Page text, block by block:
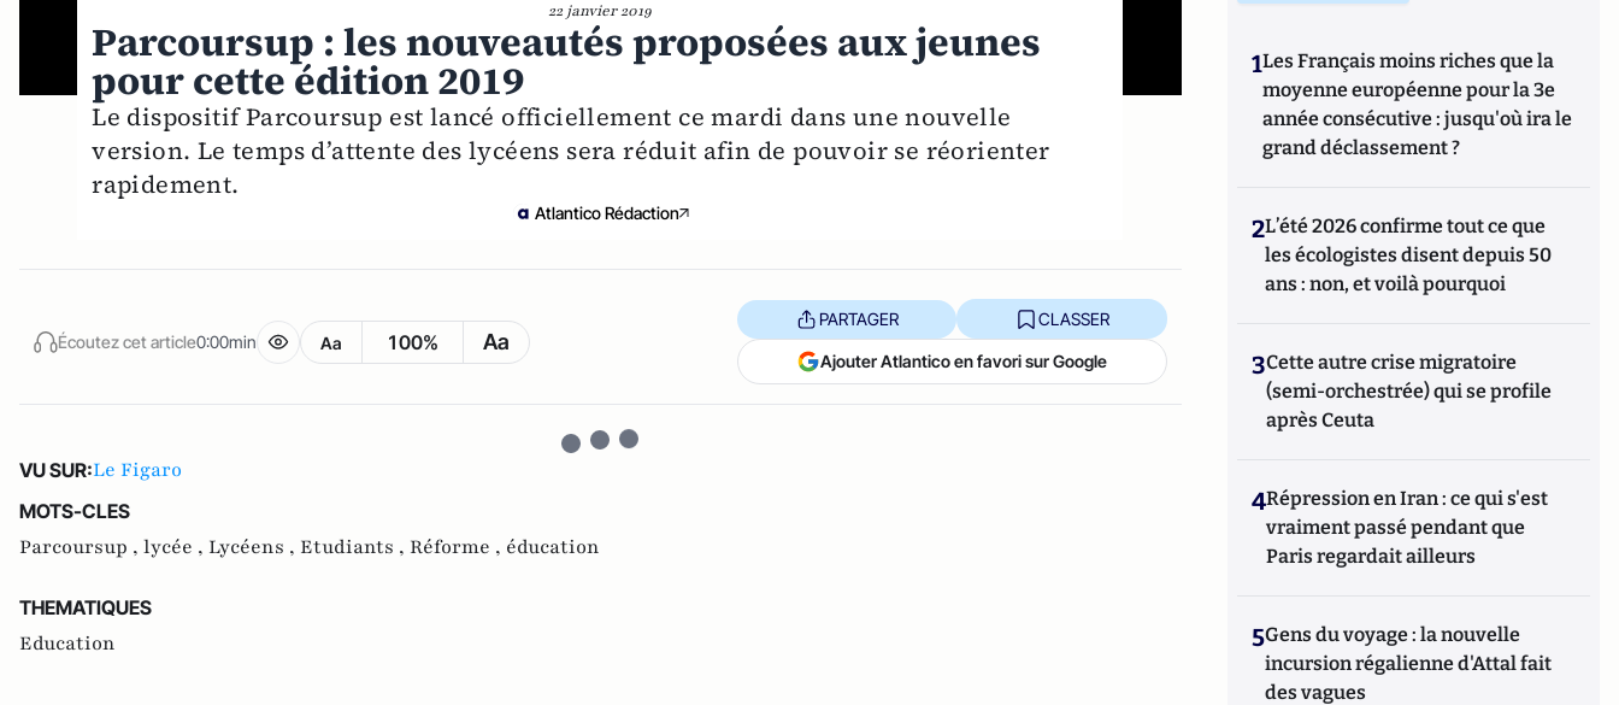
22 janvier 2019
Parcoursup : les nouveautés proposées aux jeunes
pour cette édition 2019
Le dispositif Parcoursup est lancé officiellement ce mardi dans une nouvelle
version. Le temps d’attente des lycéens sera réduit afin de pouvoir se réorienter
rapidement.
Atlantico Rédaction
Écoutez cet article0:00min Aa 100% Aa
PARTAGER CLASSER
Ajouter Atlantico en favori sur Google
VU SUR:Le Figaro
MOTS-CLES
Parcoursup , lycée , Lycéens , Etudiants , Réforme , éducation
THEMATIQUES
Education
1Les Français moins riches que la
moyenne européenne pour la 3e
année consécutive : jusqu'où ira le
grand déclassement ?
2L’été 2026 confirme tout ce que
les écologistes disent depuis 50
ans : non, et voilà pourquoi
3Cette autre crise migratoire
(semi-orchestrée) qui se profile
après Ceuta
4Répression en Iran : ce qui s'est
vraiment passé pendant que
Paris regardait ailleurs
5Gens du voyage : la nouvelle
incursion régalienne d'Attal fait
des vagues